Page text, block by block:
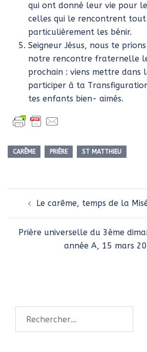
qui ont donné leur vie pour
celles qui le rencontrent tout
particulièrement les bénir.
Seigneur Jésus, nous te
notre rencontre fraternelle
prochain : viens mettre dans
participer à ta
tes enfants bien- aimés.
CARÊME PRIÈRE ST MATTHIEU
d’articleLe carême, temps de la
Prière universelle du 3ème
année A, 15 mars